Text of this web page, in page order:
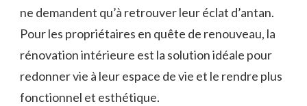
ne demandent qu’à retrouver leur éclat d’antan.
Pour les propriétaires en quête de renouveau, la
rénovation intérieure est la solution idéale pour
redonner vie à leur espace de vie et le rendre plus
fonctionnel et esthétique.